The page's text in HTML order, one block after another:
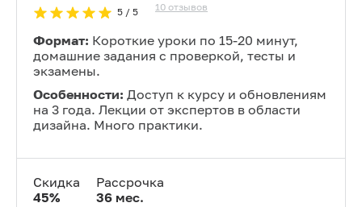
5/ 5 10 отзывов
Формат: Короткие уроки по 15-20 минут,
домашние задания с проверкой, тесты и
экзамены.
Особенности: Доступ к курсу и обновлениям
на 3 года. Лекции от экспертов в области
дизайна. Много практики.
Скидка
45%
Рассрочка
36 мес.